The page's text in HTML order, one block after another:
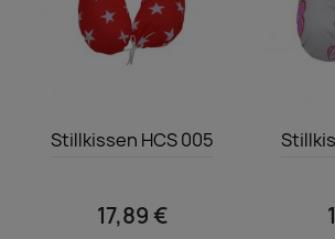
 Vorschau
Stillkissen HCS 005
17,89 €
